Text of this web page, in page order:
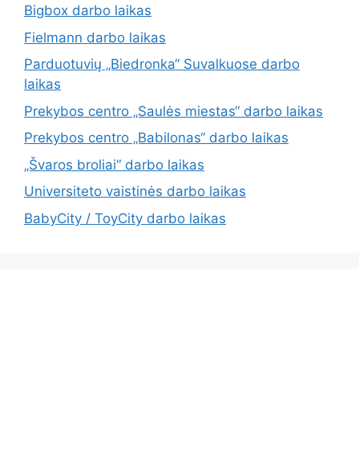
Bigbox darbo laikas
Fielmann darbo laikas
Parduotuvių „Biedronka“ Suvalkuose darbo
laikas
Prekybos centro „Saulės miestas“ darbo laikas
Prekybos centro „Babilonas“ darbo laikas
„Švaros broliai“ darbo laikas
Universiteto vaistinės darbo laikas
BabyCity / ToyCity darbo laikas